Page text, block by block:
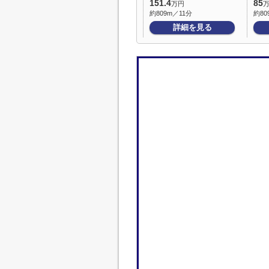
151.4万円
約809m／11分
詳細を見る
85
約